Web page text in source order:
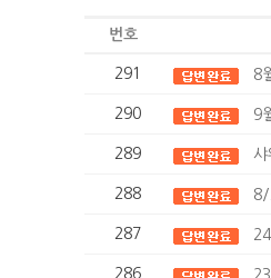
번호
291 8
290 9
289
288 8/
287
286